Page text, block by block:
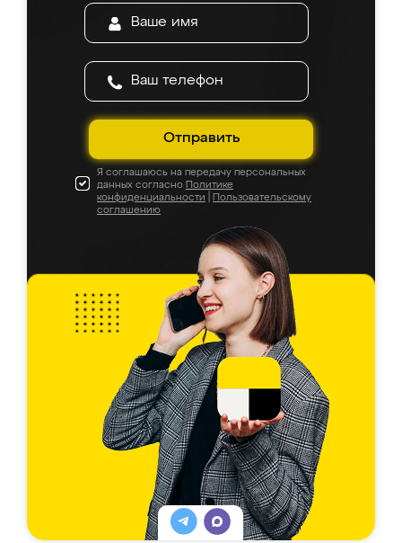
Отправить
Я соглашаюсь на передачу персональных
данных согласно Политике
конфиденциальности
Пользовательскому
соглашению